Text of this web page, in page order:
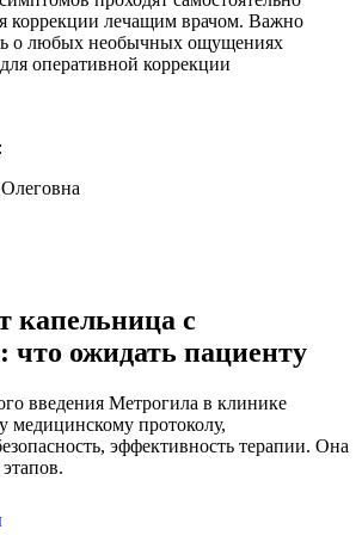
коррекции лечащим врачом. Важно
о любых необычных ощущениях
оперативной коррекции
капельница с
ожидать пациенту
введения Метрогила в клинике
медицинскому протоколу,
эффективность терапии. Она